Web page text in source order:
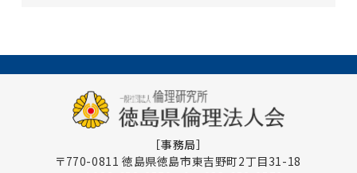
［事務局］
〒770-0811 徳島県徳島市東吉野町2丁目31-18